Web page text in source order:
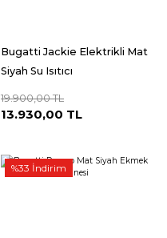
Bugatti Jackie Elektrikli Mat
Siyah Su Isıtıcı
19.900,00 TL
13.930,00 TL
%33 İndirim